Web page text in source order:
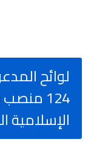
لوائح
124
الإسلامية السبت